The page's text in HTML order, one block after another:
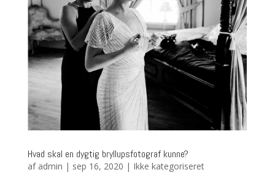
Hvad skal en dygtig bryllupsfotograf kunne?
af admin | sep 16, 2020 | Ikke kategoriseret